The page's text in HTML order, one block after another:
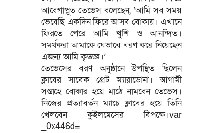
আবেগাপ্লুত তেভেস বলেছেন, ‘আমি সব সময়
ভেবেছি একদিন ফিরে আসব বোকায়। এখানে
ফিরতে পেরে আমি খুশি ও আনন্দিত।
সমর্থকরা আমাকে যেভাবে বরণ করে নিয়েছেন
এজন্য আমি কৃতজ্ঞ।’
তেভেসের বরণ অনুষ্ঠানে উপস্থিত ছিলেন
ক্লাবের সাবেক গ্রেট ম্যারাডোনা। আগামী
সপ্তাহে বোকার হয়ে মাঠে নামবেন তেভেস।
নিজের প্রত্যাবর্তন ম্যাচে ক্লাবের হয়ে তিনি
খেলবেন কুইলমেসের বিপক্ষে।var
_0x446d=